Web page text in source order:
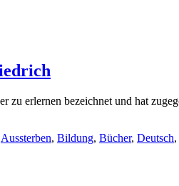
erlernen bezeichnet und hat
Aussterben, Bildung, Bücher, Deutsch,